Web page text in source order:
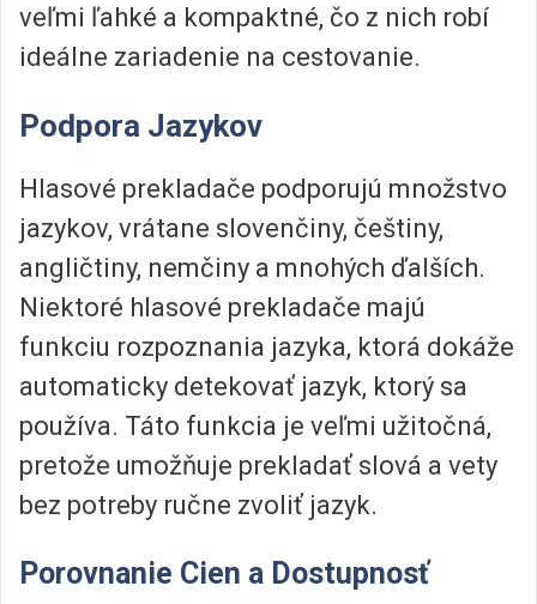
veľmi ľahké a kompaktné, čo z nich robí
ideálne zariadenie na cestovanie.
Podpora Jazykov
Hlasové prekladače podporujú množstvo
jazykov, vrátane slovenčiny, češtiny,
angličtiny, nemčiny a mnohých ďalších.
Niektoré hlasové prekladače majú
funkciu rozpoznania jazyka, ktorá dokáže
automaticky detekovať jazyk, ktorý sa
používa. Táto funkcia je veľmi užitočná,
pretože umožňuje prekladať slová a vety
bez potreby ručne zvoliť jazyk.
Porovnanie Cien a Dostupnosť